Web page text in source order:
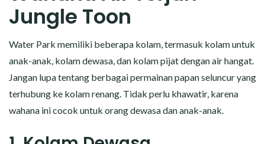
Jungle Toon
Water Park memiliki beberapa kolam, termasuk kolam untuk
anak-anak, kolam dewasa, dan kolam pijat dengan air hangat.
Jangan lupa tentang berbagai permainan papan seluncur yang
terhubung ke kolam renang. Tidak perlu khawatir, karena
wahana ini cocok untuk orang dewasa dan anak-anak.